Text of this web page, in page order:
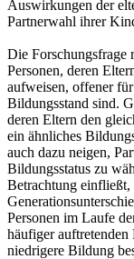
Auswirkungen der
Partnerwahl ihrer
Die Forschungsfrage
Personen, deren
aufweisen, offener
Bildungsstand sind.
deren Eltern den
ein ähnliches
auch dazu neigen,
Bildungsstatus zu
Betrachtung
Personen im Laufe
häufiger
niedrigere Bildung